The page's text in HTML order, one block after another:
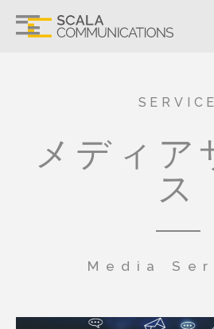
SERVICE
メディア
ス
Media